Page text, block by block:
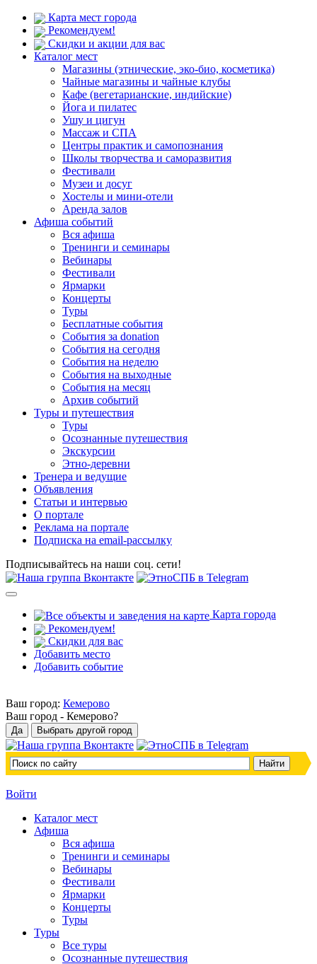
Карта мест города
Рекомендуем!
Скидки и акции для вас
Каталог мест
Магазины (этнические, эко-био, косметика)
Чайные магазины и чайные клубы
Кафе (вегетарианские, индийские)
Йога и пилатес
Ушу и цигун
Массаж и СПА
Центры практик и самопознания
Школы творчества и саморазвития
Фестивали
Музеи и досуг
Хостелы и мини-отели
Аренда залов
Афиша событий
Вся афиша
Тренинги и семинары
Вебинары
Фестивали
Ярмарки
Концерты
Туры
Бесплатные события
События за donation
События на сегодня
События на неделю
События на выходные
События на месяц
Архив событий
Туры и путешествия
Туры
Осознанные путешествия
Экскурсии
Этно-деревни
Тренера и ведущие
Объявления
Статьи и интервью
О портале
Реклама на портале
Подписка на email-рассылку
Подписывайтесь на наши соц. сети!
Карта города
Рекомендуем!
Скидки для вас
Добавить место
Добавить событие
Ваш город: Кемерово
Ваш город - Кемерово?
Войти
Каталог мест
Афиша
Вся афиша
Тренинги и семинары
Вебинары
Фестивали
Ярмарки
Концерты
Туры
Туры
Все туры
Осознанные путешествия